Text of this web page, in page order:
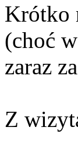
Krótko
(choć
zaraz
Z